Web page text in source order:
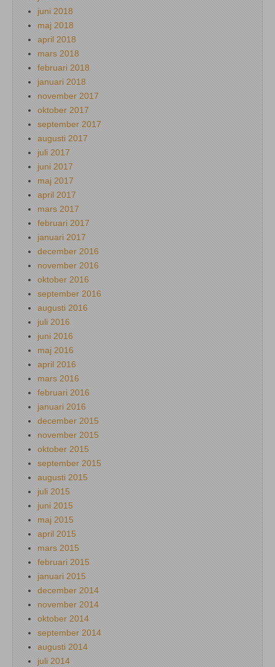
juni 2018
maj 2018
april 2018
mars 2018
februari 2018
januari 2018
november 2017
oktober 2017
september 2017
augusti 2017
juli 2017
juni 2017
maj 2017
april 2017
mars 2017
februari 2017
januari 2017
december 2016
november 2016
oktober 2016
september 2016
augusti 2016
juli 2016
juni 2016
maj 2016
april 2016
mars 2016
februari 2016
januari 2016
december 2015
november 2015
oktober 2015
september 2015
augusti 2015
juli 2015
juni 2015
maj 2015
april 2015
mars 2015
februari 2015
januari 2015
december 2014
november 2014
oktober 2014
september 2014
augusti 2014
juli 2014